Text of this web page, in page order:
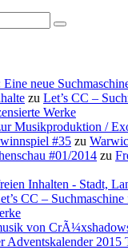
neue
zu Let’s CC –
Werke
Musikproduktion /
#35 zu
#01/2014 zu
Inhalten - Stadt,
CC –
von
Adventskalender 2015